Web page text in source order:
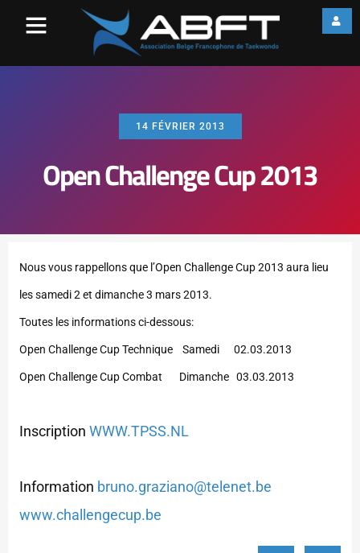
14 FÉVRIER 2013
Open Challenge Cup 2013
Nous vous rappellons que l’Open Challenge Cup 2013 aura lieu
les samedi 2 et dimanche 3 mars 2013.
Toutes les informations ci-dessous:
Open Challenge Cup Technique Samedi 02.03.2013
Open Challenge Cup Combat Dimanche 03.03.2013
Inscription WWW.TPSS.NL
Information bruno.graziano@telenet.be
www.challengecup.be